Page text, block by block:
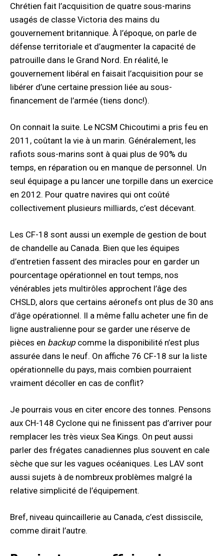
Chrétien fait l’acquisition de quatre sous-marins
usagés de classe Victoria des mains du
gouvernement britannique. À l’époque, on parle de
défense territoriale et d’augmenter la capacité de
patrouille dans le Grand Nord. En réalité, le
gouvernement libéral en faisait l’acquisition pour se
libérer d’une certaine pression liée au sous-
financement de l’armée (tiens donc!).
On connait la suite. Le NCSM Chicoutimi a pris feu en
2011, coûtant la vie à un marin. Généralement, les
rafiots sous-marins sont à quai plus de 90% du
temps, en réparation ou en manque de personnel. Un
seul équipage a pu lancer une torpille dans un exercice
en 2012. Pour quatre navires qui ont coûté
collectivement plusieurs milliards, c’est décevant.
Les CF-18 sont aussi un exemple de gestion de bout
de chandelle au Canada. Bien que les équipes
d’entretien fassent des miracles pour en garder un
pourcentage opérationnel en tout temps, nos
vénérables jets multirôles approchent l’âge des
CHSLD, alors que certains aéronefs ont plus de 30 ans
d’âge opérationnel. Il a même fallu acheter une fin de
ligne australienne pour se garder une réserve de
pièces en backup comme la disponibilité n’est plus
assurée dans le neuf. On affiche 76 CF-18 sur la liste
opérationnelle du pays, mais combien pourraient
vraiment décoller en cas de conflit?
Je pourrais vous en citer encore des tonnes. Pensons
aux CH-148 Cyclone qui ne finissent pas d’arriver pour
remplacer les très vieux Sea Kings. On peut aussi
parler des frégates canadiennes plus souvent en cale
sèche que sur les vagues océaniques. Les LAV sont
aussi sujets à de nombreux problèmes malgré la
relative simplicité de l’équipement.
Bref, niveau quincaillerie au Canada, c’est dissiscile,
comme dirait l’autre.